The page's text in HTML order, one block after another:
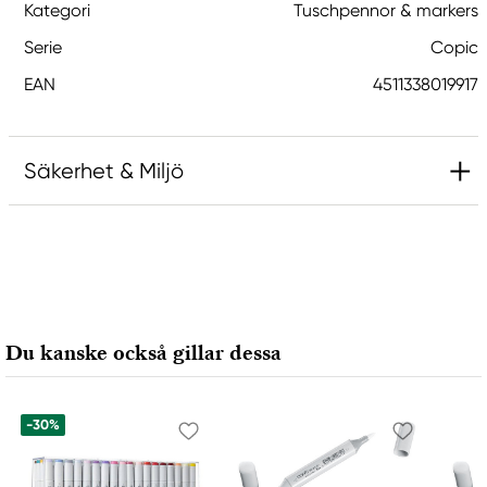
Kategori
Tuschpennor & markers
Serie
Copic
EAN
4511338019917
Säkerhet & Miljö
65205 Wiesbaden, Germany
export@holtz-gmbh.de
Du kanske också gillar dessa
-30%